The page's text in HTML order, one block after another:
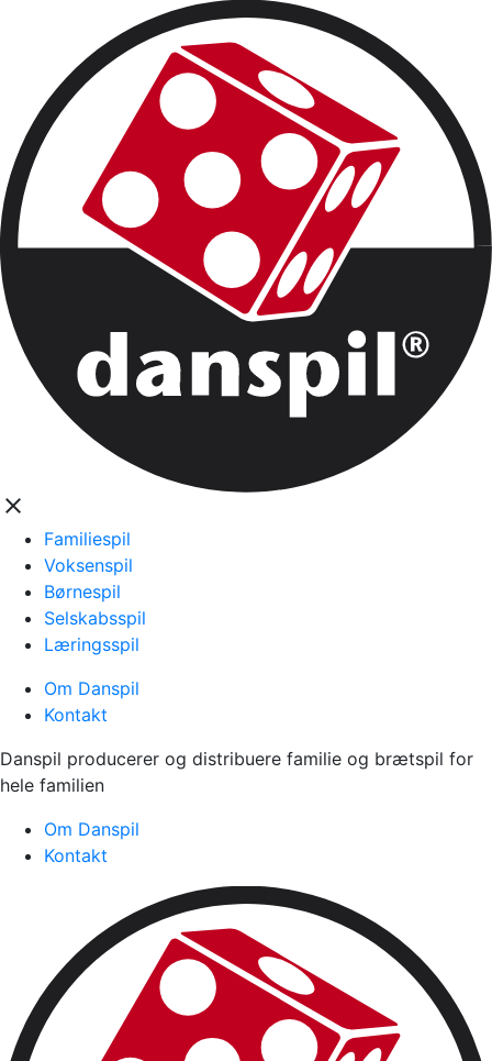
close
Familiespil
Voksenspil
Børnespil
Selskabsspil
Læringsspil
Om Danspil
Kontakt
Danspil producerer og distribuere familie og brætspil for
hele familien
Om Danspil
Kontakt